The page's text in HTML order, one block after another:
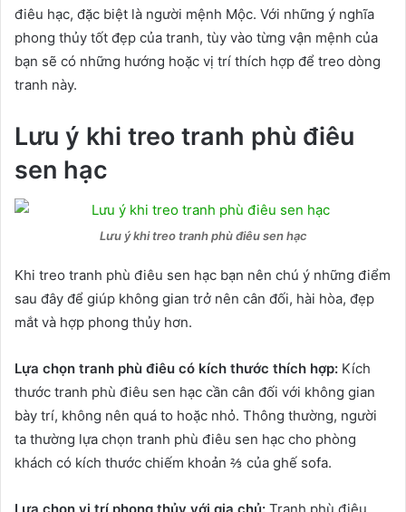
điêu hạc, đặc biệt là người mệnh Mộc. Với những ý nghĩa
phong thủy tốt đẹp của tranh, tùy vào từng vận mệnh của
bạn sẽ có những hướng hoặc vị trí thích hợp để treo dòng
tranh này.
Lưu ý khi treo tranh phù điêu
sen hạc
Lưu ý khi treo tranh phù điêu sen hạc
Khi treo tranh phù điêu sen hạc bạn nên chú ý những điểm
sau đây để giúp không gian trở nên cân đối, hài hòa, đẹp
mắt và hợp phong thủy hơn.
Lựa chọn tranh phù điêu có kích thước thích hợp: Kích
thước tranh phù điêu sen hạc cần cân đối với không gian
bày trí, không nên quá to hoặc nhỏ. Thông thường, người
ta thường lựa chọn tranh phù điêu sen hạc cho phòng
khách có kích thước chiếm khoản ⅔ của ghế sofa.